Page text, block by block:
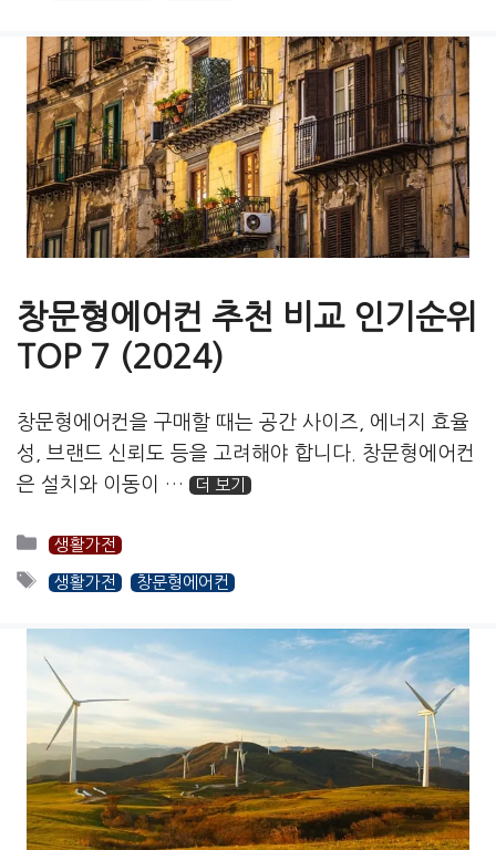
리
창문형에어컨 추천 비교 인기순위
TOP 7 (2024)
창문형에어컨을 구매할 때는 공간 사이즈, 에너지 효율
성, 브랜드 신뢰도 등을 고려해야 합니다. 창문형에어컨
은 설치와 이동이 …
더 보기
카
테
리
생활가전
태
생활가전 창문형에어컨